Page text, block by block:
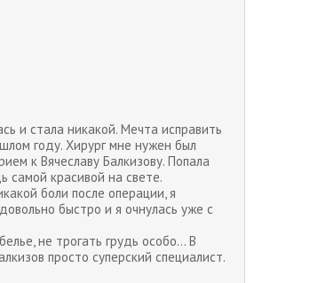
и стала никакой. Мечта исправить
году. Хирург мне нужен был
к Вячеславу Балкизову. Попала
самой красивой на свете.
боли после операции, я
быстро и я очнулась уже с
не трогать грудь особо... В
просто суперский специалист.